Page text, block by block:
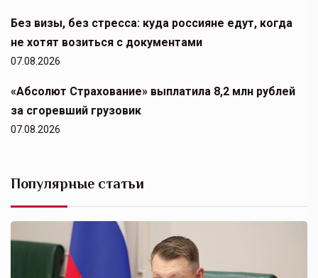
Без визы, без стресса: куда россияне едут, когда
не хотят возиться с документами
07.08.2026
«Абсолют Страхование» выплатила 8,2 млн рублей
за сгоревший грузовик
07.08.2026
Популярные статьи